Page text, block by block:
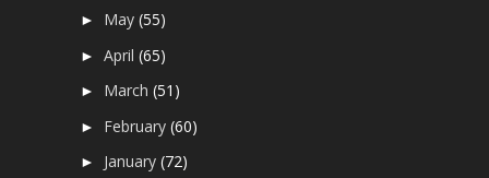
► May(55)
►April(65)
► March(51)
► February(60)
► January(72)